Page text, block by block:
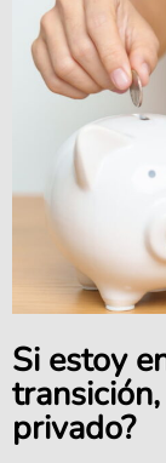
Si estoy
privado?